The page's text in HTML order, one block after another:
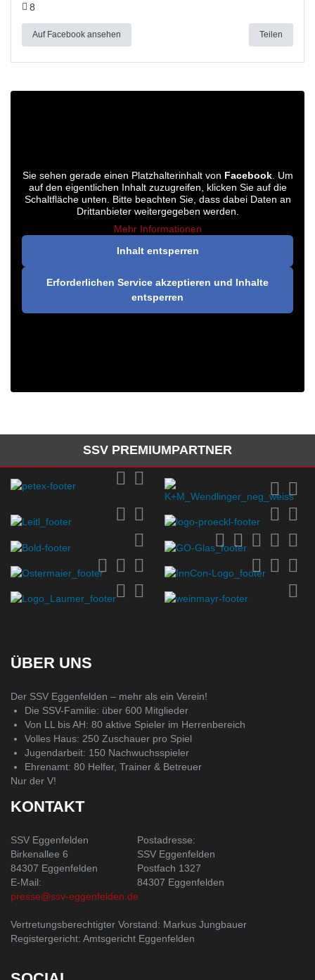
8
Auf Facebook ansehen Teilen
Sie sehen gerade einen Platzhalterinhalt von Facebook. Um
auf den eigentlichen Inhalt zuzugreifen, klicken Sie auf die
Schaltfläche unten. Bitte beachten Sie, dass dabei Daten an
Drittanbieter weitergegeben werden.
Mehr Informationen
Inhalt entsperren
Erforderlichen Service akzeptieren und Inhalte
entsperren
SSV PREMIUMPARTNER
ÜBER UNS
Der SSV Eggenfelden – mehr als ein Verein!
Die SSV-Familie: über 600 Mitglieder
Von LL bis AH: 80 aktive Spieler im Herrenbereich
Volles Haus: 250 Zuschauer pro Spiel
Jugendarbeit: 150 Nachwuchsspieler
Ehrenamt: 80 Helfer, Trainer & Betreuer
Nur der V!
KONTAKT
SSV Eggenfelden
Birkenallee 6
84307 Eggenfelden
E-Mail:
presse@ssv-eggenfelden.de
Postadresse:
SSV Eggenfelden
Postfach 1327
84307 Eggenfelden
Vertretungsberechtigter Vorstand: Markus Jungbauer
Registergericht: Amtsgericht Eggenfelden